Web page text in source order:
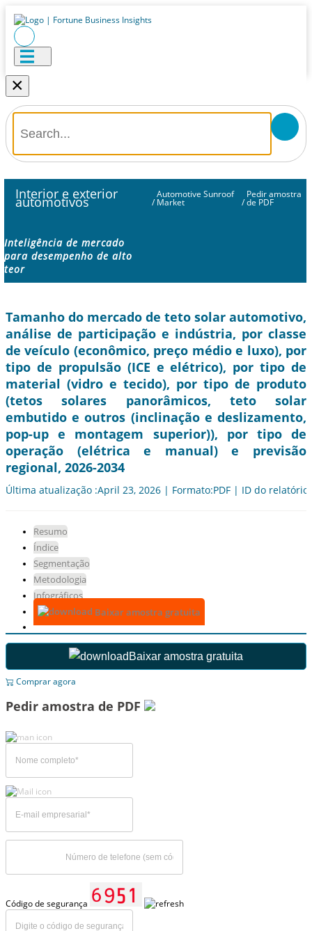
×
Interior e exterior
automotivos /
Automotive Sunroof
Market /
Pedir amostra
de PDF
Inteligência de mercado
para desempenho de alto
teor
Tamanho do mercado de teto solar automotivo,
análise de participação e indústria, por classe
de veículo (econômico, preço médio e luxo), por
tipo de propulsão (ICE e elétrico), por tipo de
material (vidro e tecido), por tipo de produto
(tetos solares panorâmicos, teto solar
embutido e outros (inclinação e deslizamento,
pop-up e montagem superior)), por tipo de
operação (elétrica e manual) e previsão
regional, 2026-2034
Última atualização :April 23, 2026 | Formato:PDF | ID do
Resumo
Índice
Segmentação
Metodologia
Infográficos
Baixar amostra gratuita
Baixar amostra gratuita
Comprar agora
Pedir amostra de PDF
Código de segurança